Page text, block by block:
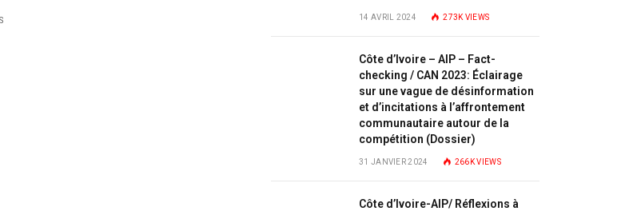
14 AVRIL 2024 273K VIEWS
Côte d’Ivoire – AIP – Fact-
checking / CAN 2023: Éclairage
sur une vague de désinformation
et d’incitations à l’affrontement
communautaire autour de la
compétition (Dossier)
31 JANVIER 2024 266KVIEWS
Côte d’Ivoire-AIP/ Réflexions à